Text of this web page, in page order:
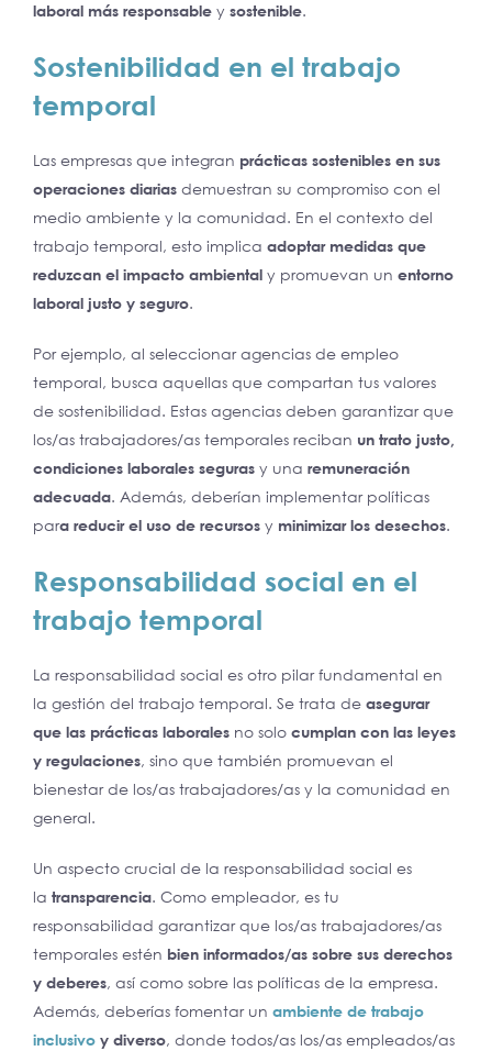
laboral más responsable y sostenible.
Sostenibilidad en el trabajo
temporal
Las empresas que integran prácticas sostenibles en sus
operaciones diarias demuestran su compromiso con el
medio ambiente y la comunidad. En el contexto del
trabajo temporal, esto implica adoptar medidas que
reduzcan el impacto ambiental y promuevan un entorno
laboral justo y seguro.
Por ejemplo, al seleccionar agencias de empleo
temporal, busca aquellas que compartan tus valores
de sostenibilidad. Estas agencias deben garantizar que
los/as trabajadores/as temporales reciban un trato justo,
condiciones laborales seguras y una remuneración
adecuada. Además, deberían implementar políticas
para reducir el uso de recursos y minimizar los desechos.
Responsabilidad social en el
trabajo temporal
La responsabilidad social es otro pilar fundamental en
la gestión del trabajo temporal. Se trata de asegurar
que las prácticas laborales no solo cumplan con las leyes
y regulaciones, sino que también promuevan el
bienestar de los/as trabajadores/as y la comunidad en
general.
Un aspecto crucial de la responsabilidad social es
la transparencia. Como empleador, es tu
responsabilidad garantizar que los/as trabajadores/as
temporales estén bien informados/as sobre sus derechos
y deberes, así como sobre las políticas de la empresa.
Además, deberías fomentar un ambiente de trabajo
inclusivo y diverso, donde todos/as los/as empleados/as